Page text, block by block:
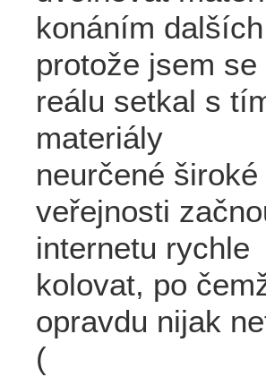
konáním
protože jsem se
reálu setkal s
materiály
neurčené široké
veřejnosti
internetu rychle
kolovat, po
opravdu nijak
(